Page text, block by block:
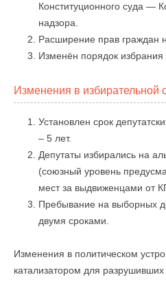
Конституционного суда —
надзора.
Расширение прав граждан
Изменён порядок избрания
Изменения в избирательной
Установлен срок
– 5 лет.
Депутаты избирались на
(союзный уровень
мест за выдвиженцами
Пребывание на выборных
двумя сроками.
Изменения в политическом
катализатором для разрушивших